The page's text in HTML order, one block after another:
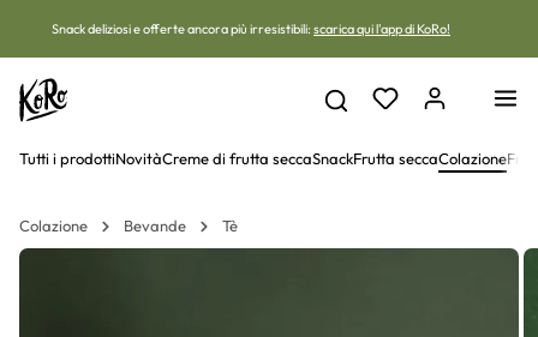
Snack deliziosi e offerte ancora più irresistibili: scarica qui l'app di KoRo!
Tutti i prodottiNovitàCreme di frutta seccaSnackFrutta seccaColazione
Colazione Bevande Tè